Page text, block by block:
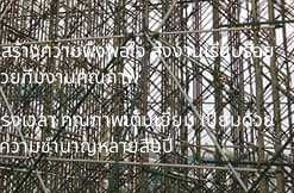
ร้างความพึงพอใจ ส่งงานเรียบร้อย
วยทีมงานคุณภาพ
งเวลา คุณภาพเต็มเยี่ยม เปี่ยมด้วย
วามชำนาญหลายสิบปี